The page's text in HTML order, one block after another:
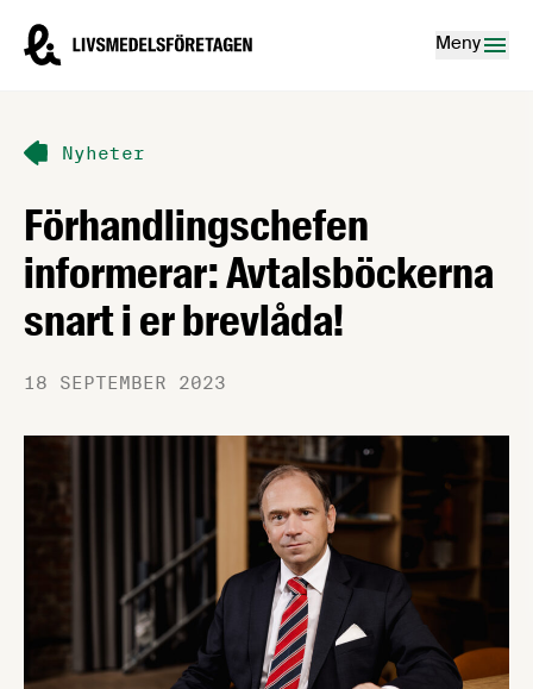
Livsmedelsföretagen – till startsidan
Meny
Nyheter
Förhandlingschefen
informerar: Avtalsböckerna
snart i er brevlåda!
18 SEPTEMBER 2023